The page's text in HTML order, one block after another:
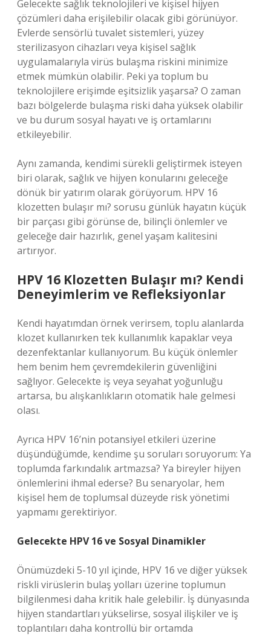
Gelecekte sağlık teknolojileri ve kişisel hijyen
çözümleri daha erişilebilir olacak gibi görünüyor.
Evlerde sensörlü tuvalet sistemleri, yüzey
sterilizasyon cihazları veya kişisel sağlık
uygulamalarıyla virüs bulaşma riskini minimize
etmek mümkün olabilir. Peki ya toplum bu
teknolojilere erişimde eşitsizlik yaşarsa? O zaman
bazı bölgelerde bulaşma riski daha yüksek olabilir
ve bu durum sosyal hayatı ve iş ortamlarını
etkileyebilir.
Aynı zamanda, kendimi sürekli geliştirmek isteyen
biri olarak, sağlık ve hijyen konularını geleceğe
dönük bir yatırım olarak görüyorum. HPV 16
klozetten bulaşır mı? sorusu günlük hayatın küçük
bir parçası gibi görünse de, bilinçli önlemler ve
geleceğe dair hazırlık, genel yaşam kalitesini
artırıyor.
HPV 16 Klozetten Bulaşır mı? Kendi
Deneyimlerim ve Refleksiyonlar
Kendi hayatımdan örnek verirsem, toplu alanlarda
klozet kullanırken tek kullanımlık kapaklar veya
dezenfektanlar kullanıyorum. Bu küçük önlemler
hem benim hem çevremdekilerin güvenliğini
sağlıyor. Gelecekte iş veya seyahat yoğunluğu
artarsa, bu alışkanlıkların otomatik hale gelmesi
olası.
Ayrıca HPV 16’nin potansiyel etkileri üzerine
düşündüğümde, kendime şu soruları soruyorum: Ya
toplumda farkındalık artmazsa? Ya bireyler hijyen
önlemlerini ihmal ederse? Bu senaryolar, hem
kişisel hem de toplumsal düzeyde risk yönetimi
yapmamı gerektiriyor.
Gelecekte HPV 16 ve Sosyal Dinamikler
Önümüzdeki 5-10 yıl içinde, HPV 16 ve diğer yüksek
riskli virüslerin bulaş yolları üzerine toplumun
bilgilenmesi daha kritik hale gelebilir. İş dünyasında
hijyen standartları yükselirse, sosyal ilişkiler ve iş
toplantıları daha kontrollü bir ortamda